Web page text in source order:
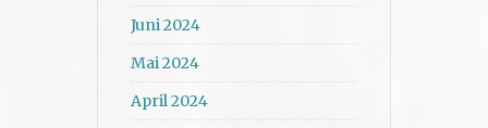
Juni 2024
Mai 2024
April 2024